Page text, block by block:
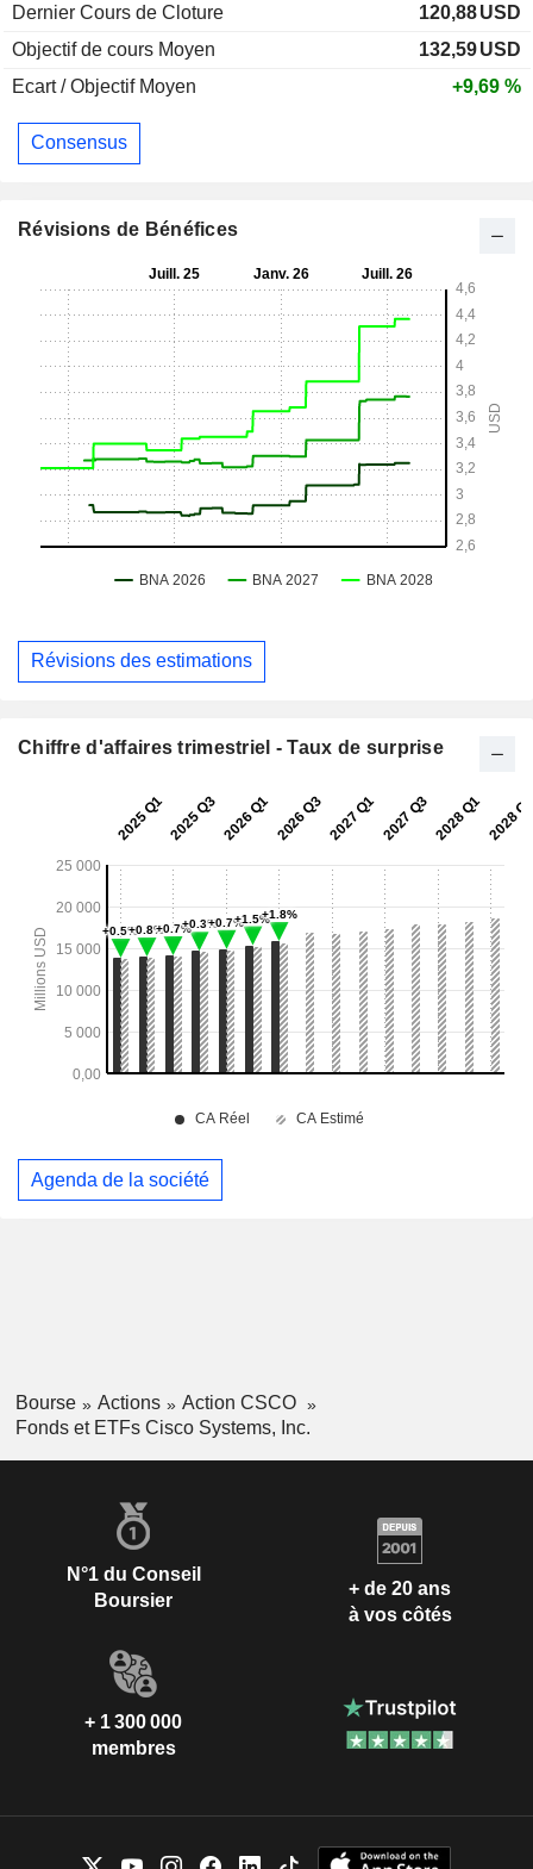
Dernier Cours de Cloture
120,88USD
Objectif de cours Moyen
132,59USD
Ecart / Objectif Moyen
+9,69 %
Consensus
Révisions de Bénéfices
Révisions des estimations
Chiffre d'affaires trimestriel - Taux de surprise
Agenda de la société
Bourse Actions
Action CSCO
Fonds et ETFs Cisco Systems, Inc.
N°1 du Conseil
Boursier
+ de 20 ans
à vos côtés
+ 1 300 000
membres